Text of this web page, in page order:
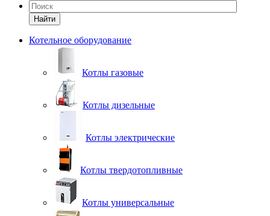
Найти
Котельное оборудование
Котлы газовые
Котлы дизельные
Котлы электрические
Котлы твердотопливные
Котлы универсальные